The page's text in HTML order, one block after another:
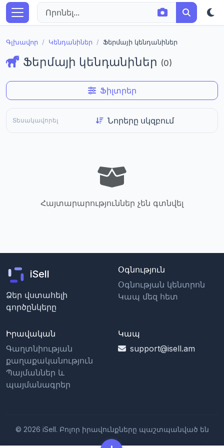
Գլխավոր Կենդանիներ Ֆերմայի կենդանիներ
Ֆերմայի կենդանիներ (0)
Ֆիլտրեր
Տեսակավորել
Հայտարարություններ չեն գտնվել
iSell
Ձեր վստահելի
գործընկերը
Օգնություն
Օգնության կենտրոն
Կապ մեզ հետ
Իրավական
Գաղտնիության
քաղաքականություն
Պայմաններ և
պայմանագրեր
Կապ
support@isell.am
© 2026 iSell. Բոլոր իրավունքները պաշտպանված են